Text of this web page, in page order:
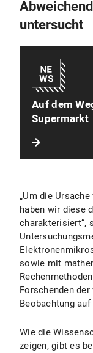
untersucht
Auf dem
Supermarkt
„Um die
haben wir diese
charakterisiert“,
sowie mit
Forschenden
Beobachtung auf
Wie die
zeigen, gibt es